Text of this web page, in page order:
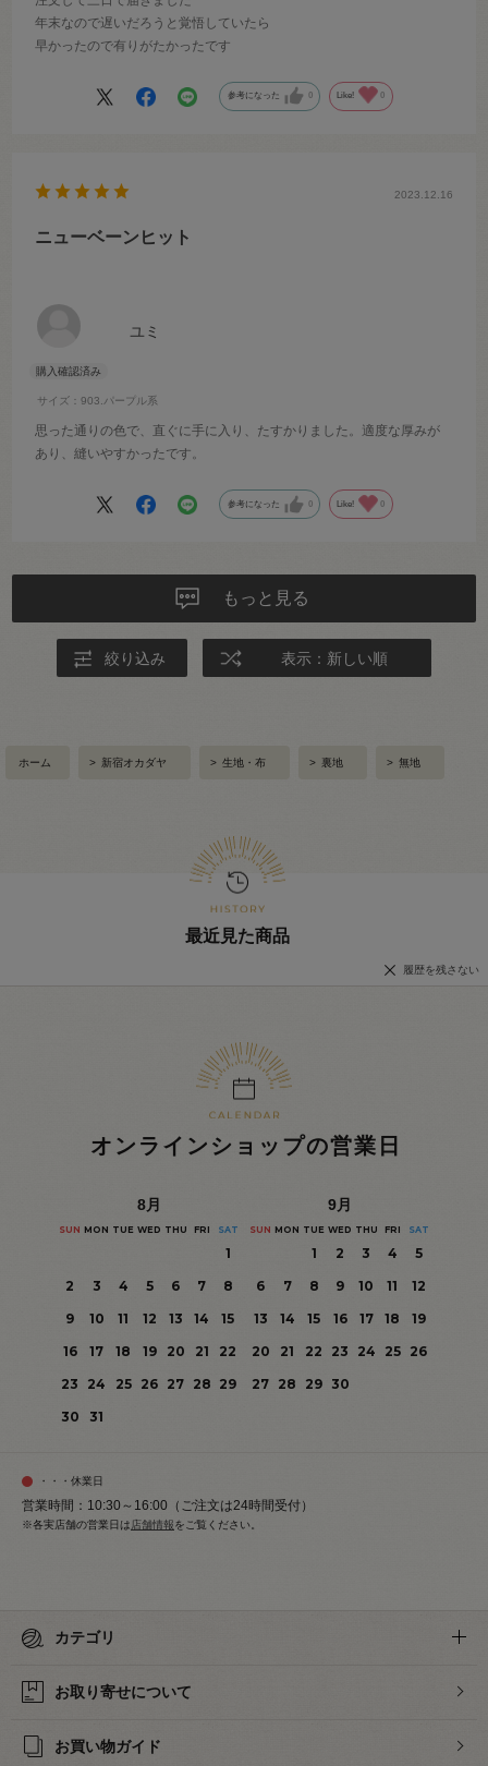
年末なので遅いだろうと覚悟していたら
早かったので有りがたかったです
参考になった 0 Like! 0
ユミ
サイズ：903.パープル系
2023.12.16
ニューベーンヒット
思った通りの色で、直ぐに手に入り、たすかりました。適度な厚みが
あり、縫いやすかったです。
参考になった 0 Like! 0
もっと見る
絞り込み 表示：新しい順
ホーム > 新宿オカダヤ > 生地・布 > 裏地 > 無地
最近見た商品
履歴を残さない
オンラインショップの営業日
8月
SUN MON TUE WED THU FRI SAT
1
2
3 4 5 6 7
8
9
10 11 12 13 14
15
16
17 18 19 20 21
22
23
24 25 26 27 28 29
30
31
9月
SUN MON TUE WED THU FRI SAT
1 2 3 4
5
6
7 8 9 10 11
12
13
14 15 16 17 18
19
20
21 22 23 24 25
26
27 28 29 30
・・・休業日
営業時間：10:30～16:00（ご注文は24時間受付）
※各実店舗の営業日は 店舗情報をご覧ください。
カテゴリ
お取り寄せについて
お買い物ガイド